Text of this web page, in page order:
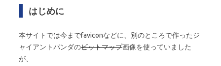
はじめに
本サイトでは今までfaviconなどに、別のところで作ったジ
ャイアントパンダのビットマップ画像を使っていました
が、